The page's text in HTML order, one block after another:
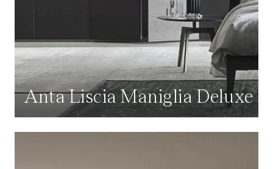
Anta Liscia Maniglia Deluxe